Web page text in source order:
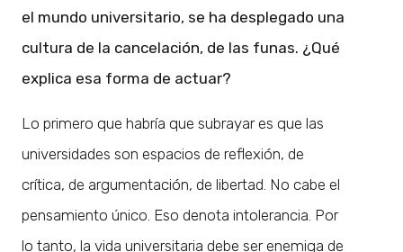
el mundo universitario, se ha desplegado una
cultura de la cancelación, de las funas. ¿Qué
explica esa forma de actuar?
Lo primero que habría que subrayar es que las
universidades son espacios de reflexión, de
crítica, de argumentación, de libertad. No cabe el
pensamiento único. Eso denota intolerancia. Por
lo tanto, la vida universitaria debe ser enemiga de